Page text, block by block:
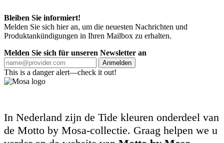
Bleiben Sie informiert!
Melden Sie sich hier an, um die neuesten Nachrichten und
Produktankündigungen in Ihren Mailbox zu erhalten.
Melden Sie sich für unseren Newsletter an
Anmelden
This is a danger alert—check it out!
In Nederland zijn de Tide kleuren onderdeel van
de Motto by Mosa-collectie. Graag helpen we u